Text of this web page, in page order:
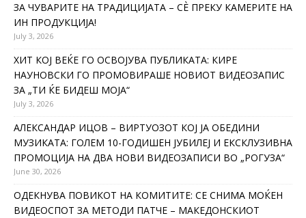
ЗА ЧУВАРИТЕ НА ТРАДИЦИЈАТА – СÈ ПРЕКУ КАМЕРИТЕ НА
ИН ПРОДУКЦИЈА!
July 3, 2026
ХИТ КОЈ ВЕЌЕ ГО ОСВОЈУВА ПУБЛИКАТА: КИРЕ
НАУНОВСКИ ГО ПРОМОВИРАШЕ НОВИОТ ВИДЕОЗАПИС
ЗА „ТИ ЌЕ БИДЕШ МОЈА“
July 3, 2026
АЛЕКСАНДАР ИЦОВ – ВИРТУОЗОТ КОЈ ЈА ОБЕДИНИ
МУЗИКАТА: ГОЛЕМ 10-ГОДИШЕН ЈУБИЛЕЈ И ЕКСКЛУЗИВНА
ПРОМОЦИЈА НА ДВА НОВИ ВИДЕОЗАПИСИ ВО „РОГУЗА“
June 30, 2026
ОДЕКНУВА ПОВИКОТ НА КОМИТИТЕ: СЕ СНИМА МОЌЕН
ВИДЕОСПОТ ЗА МЕТОДИ ПАТЧЕ – МАКЕДОНСКИОТ